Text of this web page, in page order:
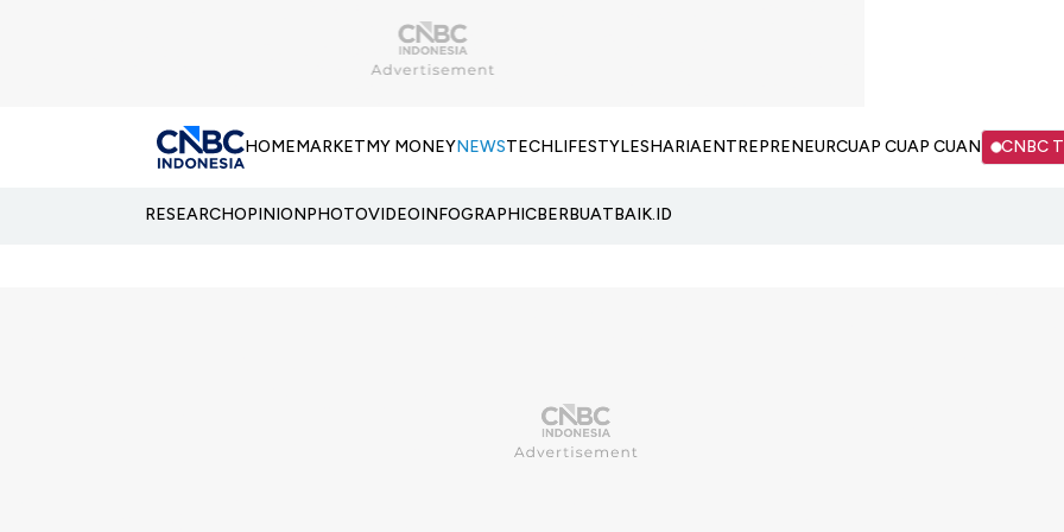
HOMEMARKETMY MONEYNEWSTECHLIFESTYLESHARIAENTREPRENEURCUAP CUAP CUAN CNBC
RESEARCHOPINIONPHOTOVIDEOINFOGRAPHICBERBUATBAIK.ID